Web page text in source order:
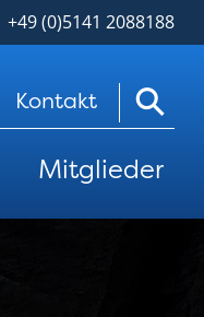
+49 (0)5141 2088188
Kontakt
Mitglieder